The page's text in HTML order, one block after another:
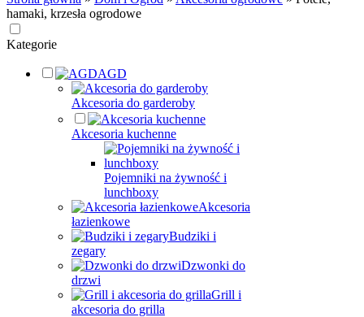
hamaki, krzesła ogrodowe
Kategorie
AGD
Akcesoria do garderoby
Akcesoria kuchenne
Pojemniki na żywność i
lunchboxy
Akcesoria
łazienkowe
Budziki i
zegary
Dzwonki do
drzwi
Grill i
akcesoria do grilla